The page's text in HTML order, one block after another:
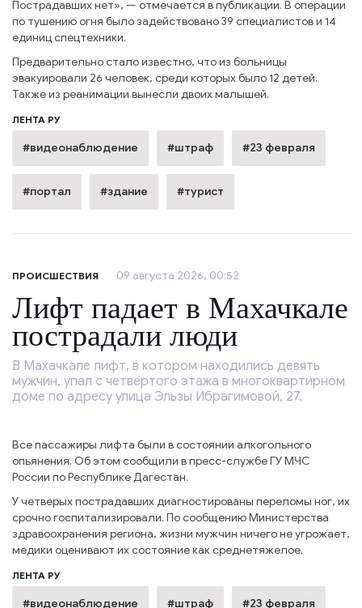
Пострадавших нет», — отмечается в публикации. В операции
по тушению огня было задействовано 39 специалистов и 14
единиц спецтехники.
Предварительно стало известно, что из больницы
эвакуировали 26 человек, среди которых было 12 детей.
Также из реанимации вынесли двоих малышей.
ЛЕНТА РУ
#видеонаблюдение #штраф #23 февраля
#портал #здание #турист
ПРОИСШЕСТВИЯ 09 августа 2026, 00:52
Лифт падает в Махачкале
пострадали люди
В Махачкале лифт, в котором находились девять
мужчин, упал с четвёртого этажа в многоквартирном
доме по адресу улица Эльзы Ибрагимовой, 27.
Все пассажиры лифта были в состоянии алкогольного
опьянения. Об этом сообщили в пресс-службе ГУ МЧС
России по Республике Дагестан.
У четверых пострадавших диагностированы переломы ног, их
срочно госпитализировали. По сообщению Министерства
здравоохранения региона, жизни мужчин ничего не угрожает,
медики оценивают их состояние как среднетяжелое.
ЛЕНТА РУ
#видеонаблюдение #штраф #23 февраля